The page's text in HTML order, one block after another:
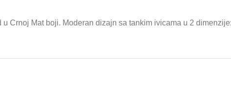
Crnoj Mat boji. Moderan dizajn sa tankim ivicama u 2